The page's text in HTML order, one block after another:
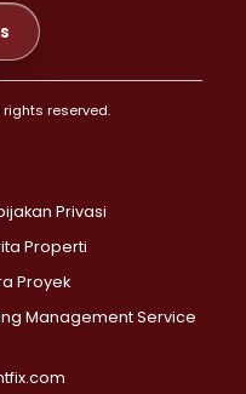
>
>
>
rights reserved.
Privasi
Properti
Proyek
Management Service